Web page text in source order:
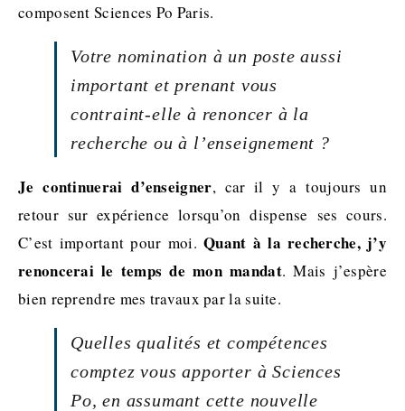
composent Sciences Po Paris.
Votre nomination à un poste aussi
important et prenant vous
contraint-elle à renoncer à la
recherche ou à l’enseignement ?
Je continuerai d’enseigner, car il y a toujours un
retour sur expérience lorsqu’on dispense ses cours.
C’est important pour moi. Quant à la recherche, j’y
renoncerai le temps de mon mandat. Mais j’espère
bien reprendre mes travaux par la suite.
Quelles qualités et compétences
comptez vous apporter à Sciences
Po, en assumant cette nouvelle